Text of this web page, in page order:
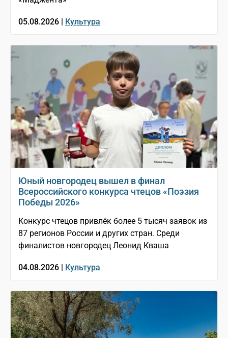
05.08.2026 | Культура
Юный новгородец вышел в финал
Всероссийского конкурса чтецов «Поэзия
Победы 2026»
Конкурс чтецов привлёк более 5 тысяч заявок из
87 регионов России и других стран. Среди
финалистов новгородец Леонид Кваша
04.08.2026 | Культура